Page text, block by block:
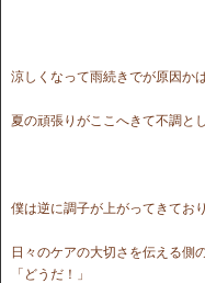
涼しくなって雨続きでが原因か
夏の頑張りがここへきて不調と
僕は逆に調子が上がってきてお
日々のケアの大切さを伝える側
「どうだ！」